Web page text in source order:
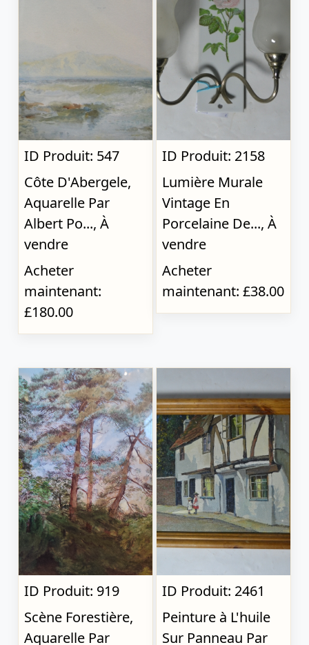
ID Produit: 547
Côte D'Abergele,
Aquarelle Par
Albert Po..., À
vendre
Acheter
maintenant:
£180.00
ID Produit: 2158
Lumière Murale
Vintage En
Porcelaine De..., À
vendre
Acheter
maintenant: £38.00
ID Produit: 919
Scène Forestière,
Aquarelle Par
ID Produit: 2461
Peinture à L'huile
Sur Panneau Par